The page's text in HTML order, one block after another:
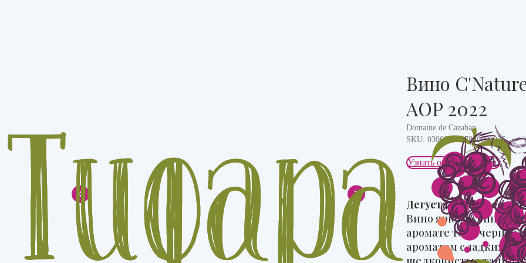
Вино
AOP 2022
Domaine de Cazaban
SKU: 0300007137840000036
Узнать о поступлении
Дегустационные
Вино ярко-
аромате тона черных
ароматом сладких